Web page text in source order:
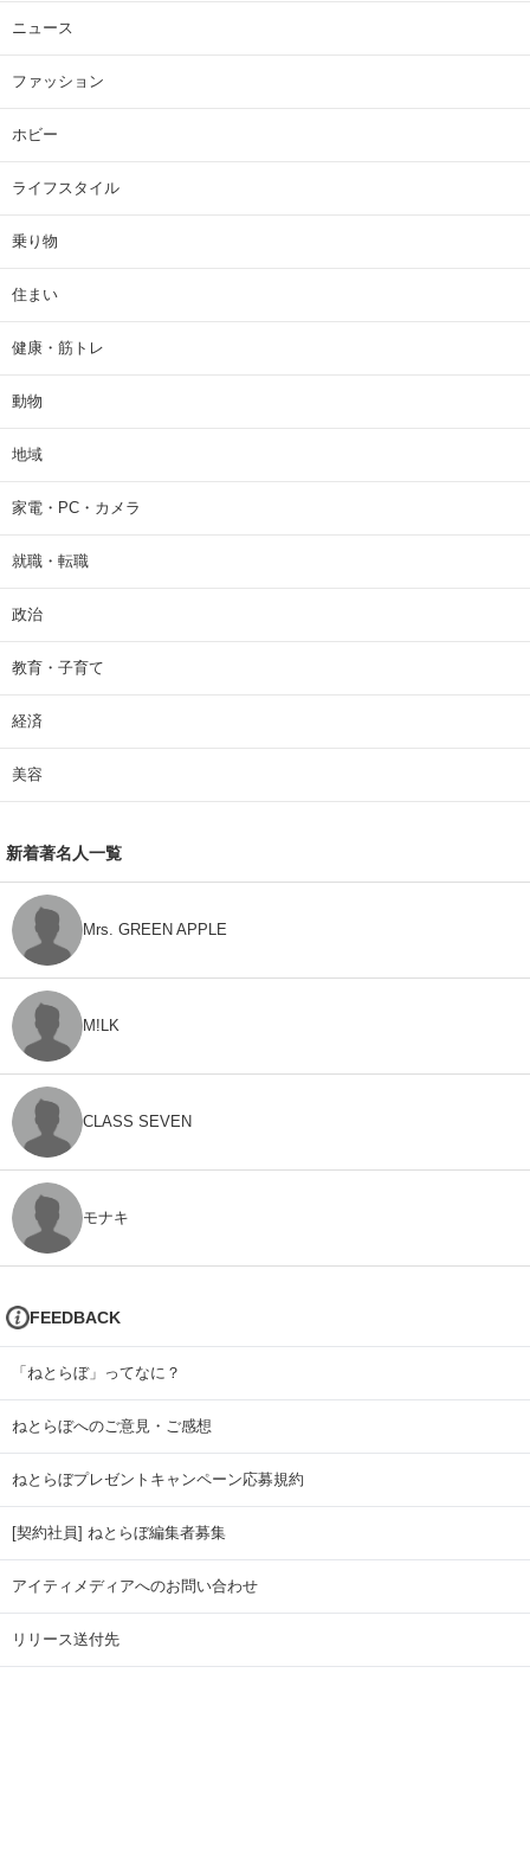
ニュース
ファッション
ホビー
ライフスタイル
乗り物
住まい
健康・筋トレ
動物
地域
家電・PC・カメラ
就職・転職
政治
教育・子育て
経済
美容
新着著名人一覧
Mrs. GREEN APPLE
M!LK
CLASS SEVEN
モナキ
FEEDBACK
「ねとらぼ」ってなに？
ねとらぼへのご意見・ご感想
ねとらぼプレゼントキャンペーン応募規約
[契約社員] ねとらぼ編集者募集
アイティメディアへのお問い合わせ
リリース送付先